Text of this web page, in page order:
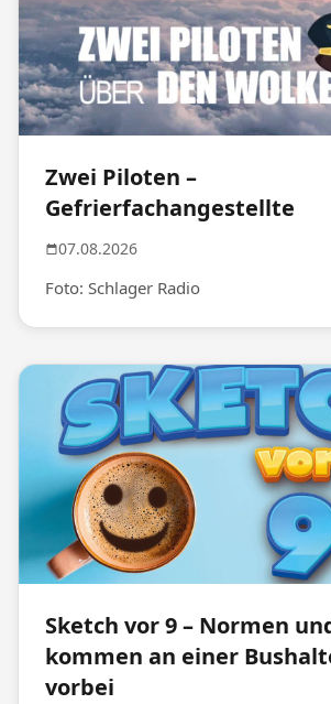
Zwei Piloten –
Gefrierfachangestellte
07.08.2026
Foto: Schlager Radio
Sketch vor 9 – Normen
kommen an einer
vorbei